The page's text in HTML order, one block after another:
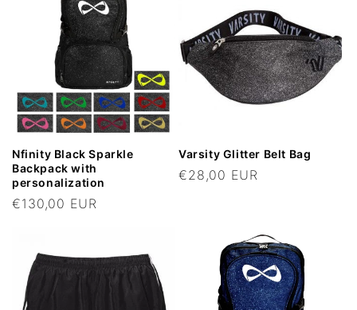
c
t
i
o
n
:
Nfinity Black Sparkle
Backpack with
personalization
Regular
€130,00 EUR
Varsity Glitter Belt Bag
Regular
€28,00 EUR